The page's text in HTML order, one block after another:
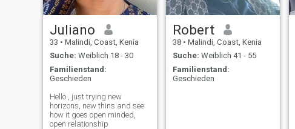
Juliano
33 • Malindi, Coast, Kenia
Suche: Weiblich 18 - 30
Familienstand:
Geschieden
Hello , just trying new
horizons, new thins and see
how it goes open minded,
open relationship
Robert
38 • Malindi, Coast, Kenia
Suche: Weiblich 41 - 55
Familienstand:
Geschieden